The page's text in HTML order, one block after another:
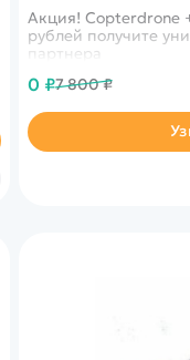
Акция! Copterdrone
рублей получите
партнера
0 ₽7 800 ₽